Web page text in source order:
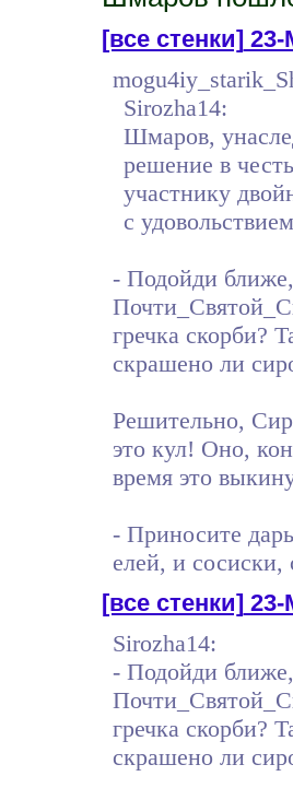
[все стенки]23-
Sirozha14:
Шмаров,
решение в
участнику
с
- Подойди
гречка скорби?
скрашено ли
Решительно,
это кул! Оно,
время это
- Приносите
елей, и сосиски,
[все стенки]23-
Sirozha14:
- Подойди
гречка скорби?
скрашено ли